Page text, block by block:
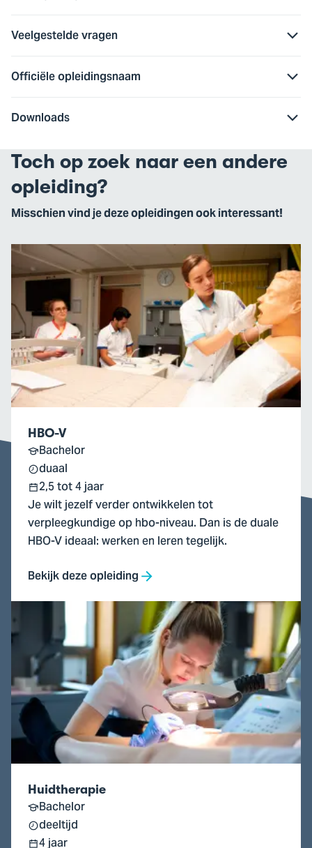
Veelgestelde vragen
Officiële opleidingsnaam
Downloads
Toch op zoek naar een andere
opleiding?
Misschien vind je deze opleidingen ook interessant!
Ga
naar
V
HBO-V
Bachelor
duaal
2,5 tot 4 jaar
Je wilt jezelf verder ontwikkelen tot
verpleegkundige op hbo-niveau. Dan is de duale
HBO-V ideaal: werken en leren tegelijk.
Bekijk deze opleiding
naar
Huidtherapie
Huidtherapie
Bachelor
deeltijd